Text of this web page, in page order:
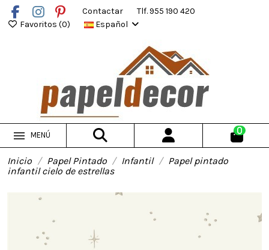
Contactar
Tlf. 955 190 420
Favoritos (0) Español
MENÚ 0
Inicio Papel Pintado Infantil
Papel pintado
infantil cielo de estrellas